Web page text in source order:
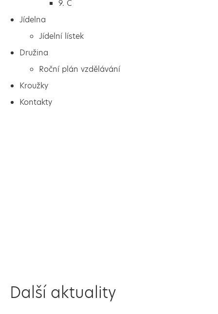
9. C
Jídelna
Jídelní lístek
Družina
Roční plán vzdělávání
Kroužky
Kontakty
Další aktuality